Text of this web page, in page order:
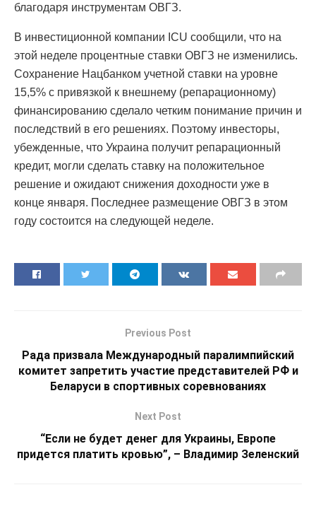
благодаря инструментам ОВГЗ.
В инвестиционной компании ICU сообщили, что на
этой неделе процентные ставки ОВГЗ не изменились.
Сохранение Нацбанком учетной ставки на уровне
15,5% с привязкой к внешнему (репарационному)
финансированию сделало четким понимание причин и
последствий в его решениях. Поэтому инвесторы,
убежденные, что Украина получит репарационный
кредит, могли сделать ставку на положительное
решение и ожидают снижения доходности уже в
конце января. Последнее размещение ОВГЗ в этом
году состоится на следующей неделе.
Previous Post
Рада призвала Международный паралимпийский
комитет запретить участие представителей РФ и
Беларуси в спортивных соревнованиях
Next Post
“Если не будет денег для Украины, Европе
придется платить кровью”, – Владимир Зеленский